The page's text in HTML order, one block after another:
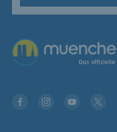
Übergreifende